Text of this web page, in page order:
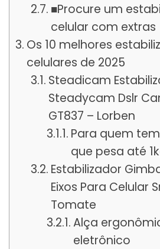
■Procure um
celular com extras
Os 10 melhores
celulares de 2025
Steadicam
Steadycam Dslr
GT837 – Lorben
Para quem
que pesa até
Estabilizador
Eixos Para Celular
Tomate
Alça
eletrônico